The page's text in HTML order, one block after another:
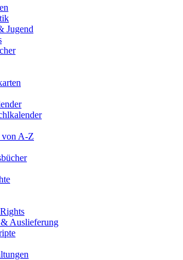
Jugend
von A-Z
Auslieferung